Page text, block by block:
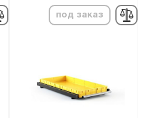
под заказ